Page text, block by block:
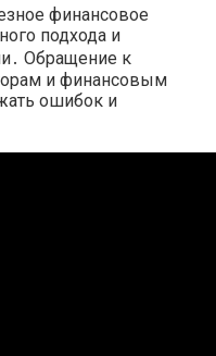
финансовое
подхода и
Обращение к
и финансовым
ошибок и